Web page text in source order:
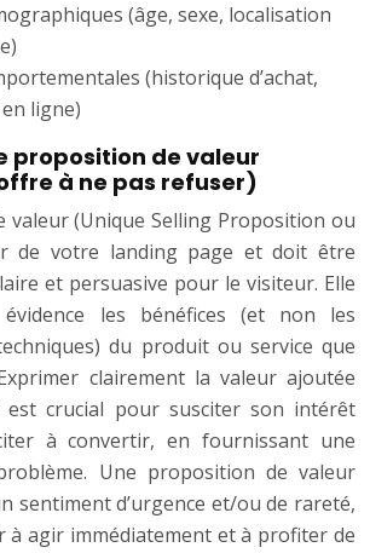
(âge, sexe, localisation
(historique d’achat,
ligne)
proposition de valeur
à ne pas refuser)
valeur (Unique Selling Proposition ou
de votre landing page et doit être
et persuasive pour le visiteur. Elle
les bénéfices (et non les
du produit ou service que
clairement la valeur ajoutée
est crucial pour susciter son intérêt
à convertir, en fournissant une
Une proposition de valeur
sentiment d’urgence et/ou de rareté,
à agir immédiatement et à profiter de